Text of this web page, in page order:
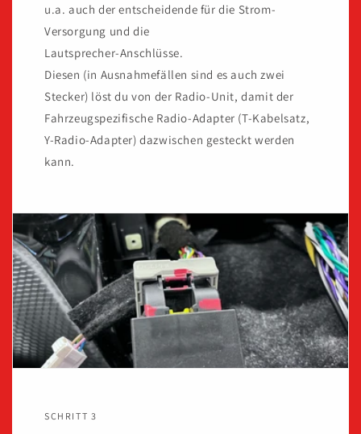
u.a. auch der entscheidende für die Strom-
Versorgung und die
Lautsprecher-Anschlüsse.
Diesen (in Ausnahmefällen sind es auch zwei
Stecker) löst du von der Radio-Unit, damit der
Fahrzeugspezifische Radio-Adapter (T-Kabelsatz,
Y-Radio-Adapter) dazwischen gesteckt werden
kann.
SCHRITT 3